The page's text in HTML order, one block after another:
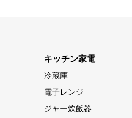
キッチン家電
冷蔵庫
電子レンジ
ジャー炊飯器